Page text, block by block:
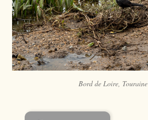
Bord de Loire, Touraine